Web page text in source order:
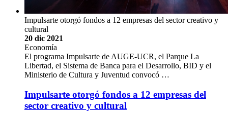
Impulsarte otorgó fondos a 12 empresas del sector creativo y
cultural
20 dic 2021
Economía
El programa Impulsarte de AUGE-UCR, el Parque La
Libertad, el Sistema de Banca para el Desarrollo, BID y el
Ministerio de Cultura y Juventud convocó …
Impulsarte otorgó fondos a 12 empresas del
sector creativo y cultural